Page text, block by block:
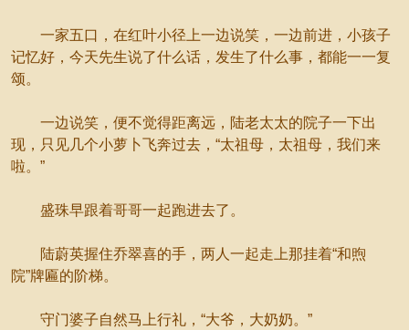
一家五口，在红叶小径上一边说笑，一边前进，小孩子
记忆好，今天先生说了什么话，发生了什么事，都能一一复
颂。
一边说笑，便不觉得距离远，陆老太太的院子一下出
现，只见几个小萝卜飞奔过去，“太祖母，太祖母，我们来
啦。”
盛珠早跟着哥哥一起跑进去了。
陆蔚英握住乔翠喜的手，两人一起走上那挂着“和煦
院”牌匾的阶梯。
守门婆子自然马上行礼，“大爷，大奶奶。”